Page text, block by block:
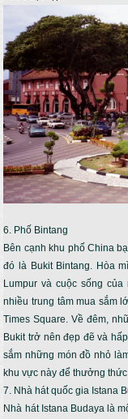
6. Phố Bintang
Bên cạnh khu phố China
đó là Bukit Bintang. Hòa
Lumpur và cuộc sống
nhiều trung tâm mua sắm
Times Square. Về đêm,
Bukit trở nên đẹp đẽ và
sắm những món đồ nhỏ
khu vực này để thưởng
7. Nhà hát quốc gia Istana
Nhà hát Istana Budaya là